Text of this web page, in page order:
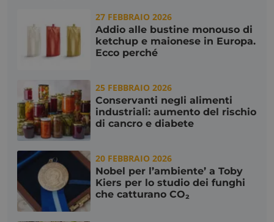
27 FEBBRAIO 2026
Addio alle bustine monouso di
ketchup e maionese in Europa.
Ecco perché
25 FEBBRAIO 2026
Conservanti negli alimenti
industriali: aumento del rischio
di cancro e diabete
20 FEBBRAIO 2026
Nobel per l’ambiente’ a Toby
Kiers per lo studio dei funghi
che catturano CO₂
visid_incap_2921979
FPGSID
.consulcesi.it